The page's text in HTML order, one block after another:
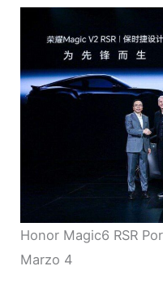
Honor Magic6 RSR
Marzo 4